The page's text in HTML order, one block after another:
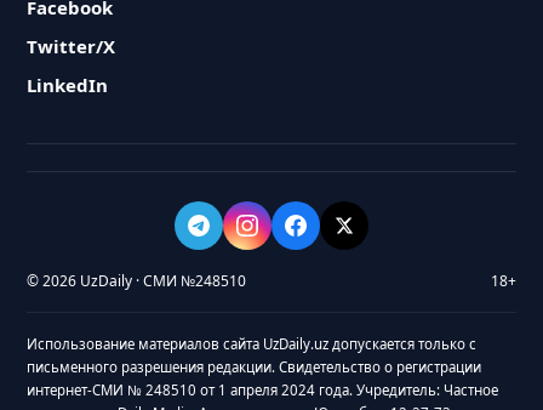
Facebook
Twitter/X
LinkedIn
© 2026 UzDaily · СМИ №248510 18+
Использование материалов сайта UzDaily.uz допускается только с
письменного разрешения редакции. Свидетельство о регистрации
интернет-СМИ № 248510 от 1 апреля 2024 года. Учредитель: Частное